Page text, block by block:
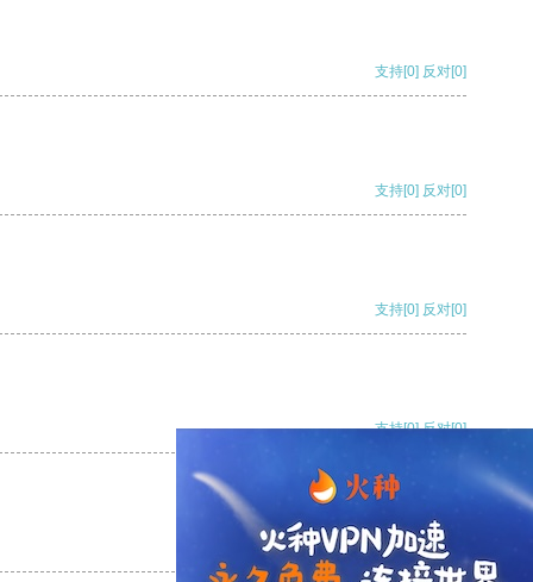
支持[0] 反对[0]
支持[0] 反对[0]
支持[0] 反对[0]
支持[0] 反对[0]
支持[0] 反对